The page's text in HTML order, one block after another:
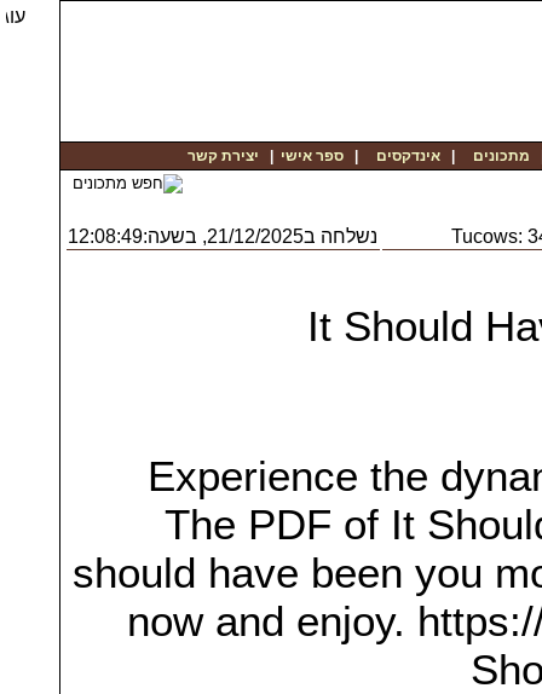
מתכונים |אינדקסים |ספר אישי יצירת קשר
Tucows: נשלחה ב21/12/2025, בשעה:12:08:49
It Should
Experience the
The PDF of It
should have been you
now and enjoy.